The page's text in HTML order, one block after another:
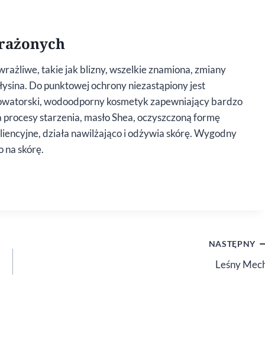
takie jak blizny, wszelkie znamiona, zmiany
Do punktowej ochrony niezastąpiony jest
wodoodporny kosmetyk zapewniający bardzo
starzenia, masło Shea, oczyszczoną formę
działa nawilżająco i odżywia skórę. Wygodny
na skórę.
NASTĘPNY
Leśny